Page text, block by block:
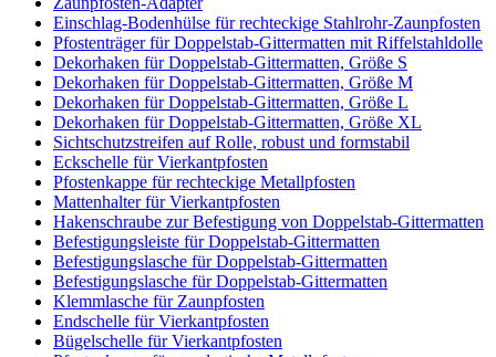
Einschlag-Bodenhülse für rechteckige Stahlrohr-Zaunpfosten
Pfostenträger für Doppelstab-Gittermatten mit Riffelstahldolle
Dekorhaken für Doppelstab-Gittermatten, Größe S
Dekorhaken für Doppelstab-Gittermatten, Größe M
Dekorhaken für Doppelstab-Gittermatten, Größe L
Dekorhaken für Doppelstab-Gittermatten, Größe XL
Sichtschutzstreifen auf Rolle, robust und formstabil
Eckschelle für Vierkantpfosten
Pfostenkappe für rechteckige Metallpfosten
Mattenhalter für Vierkantpfosten
Hakenschraube zur Befestigung von Doppelstab-Gittermatten
Befestigungsleiste für Doppelstab-Gittermatten
Befestigungslasche für Doppelstab-Gittermatten
Befestigungslasche für Doppelstab-Gittermatten
Klemmlasche für Zaunpfosten
Endschelle für Vierkantpfosten
Bügelschelle für Vierkantpfosten